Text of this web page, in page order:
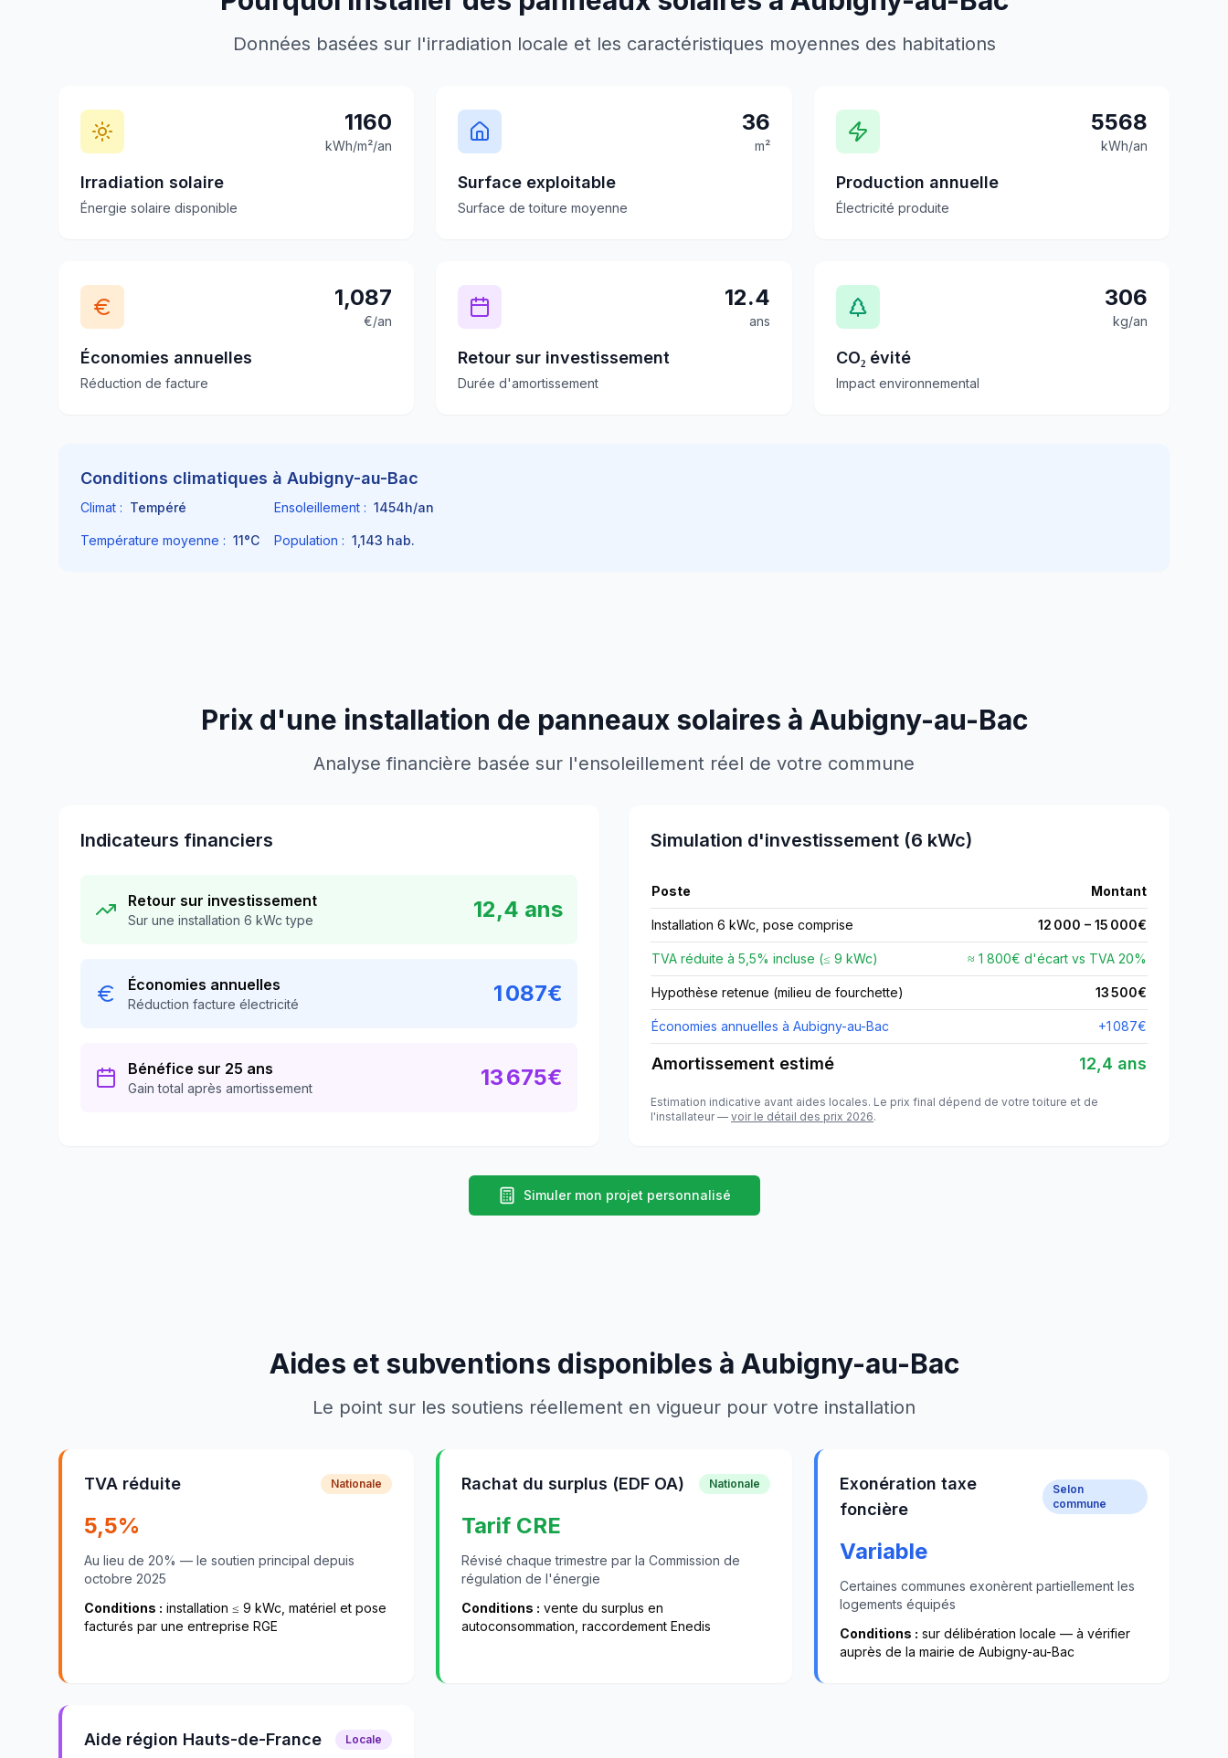
Données basées sur l'irradiation locale et les caractéristiques moyennes des habitations
1160
kWh/m²/an
Irradiation solaire
Énergie solaire disponible
36
m²
Surface exploitable
Surface de toiture moyenne
5568
kWh/an
Production annuelle
Électricité produite
1,087
€/an
Économies annuelles
Réduction de facture
12.4
ans
Retour sur investissement
Durée d'amortissement
306
kg/an
CO₂ évité
Impact environnemental
Conditions climatiques à Aubigny-au-Bac
Climat : Tempéré Ensoleillement : 1454h/an
Température moyenne : 11°C Population : 1,143 hab.
Prix d'une installation de panneaux solaires à Aubigny-au-Bac
Analyse financière basée sur l'ensoleillement réel de votre commune
Indicateurs financiers
Retour sur investissement
Sur une installation 6 kWc type 12,4 ans
Économies annuelles
Réduction facture électricité 1 087€
Bénéfice sur 25 ans
Gain total après amortissement 13 675€
Simulation d'investissement (6 kWc)
Poste Montant
Installation 6 kWc, pose comprise 12 000 – 15 000€
TVA réduite à 5,5% incluse (≤ 9 kWc) ≈ 1 800€ d'écart vs TVA 20%
Hypothèse retenue (milieu de fourchette) 13 500€
Économies annuelles à Aubigny-au-Bac +1 087€
Amortissement estimé 12,4 ans
Estimation indicative avant aides locales. Le prix final dépend de votre toiture et de
l'installateur — voir le détail des prix 2026.
Simuler mon projet personnalisé
Aides et subventions disponibles à Aubigny-au-Bac
Le point sur les soutiens réellement en vigueur pour votre installation
TVA réduite Nationale
5,5%
Au lieu de 20% — le soutien principal depuis
octobre 2025
Conditions : installation ≤ 9 kWc, matériel et pose
facturés par une entreprise RGE
Rachat du surplus (EDF OA) Nationale
Tarif CRE
Révisé chaque trimestre par la Commission de
régulation de l'énergie
Conditions : vente du surplus en
autoconsommation, raccordement Enedis
Exonération taxe
foncière
Selon
commune
Variable
Certaines communes exonèrent partiellement les
logements équipés
Conditions : sur délibération locale — à vérifier
auprès de la mairie de Aubigny-au-Bac
Aide région Hauts-de-France Locale